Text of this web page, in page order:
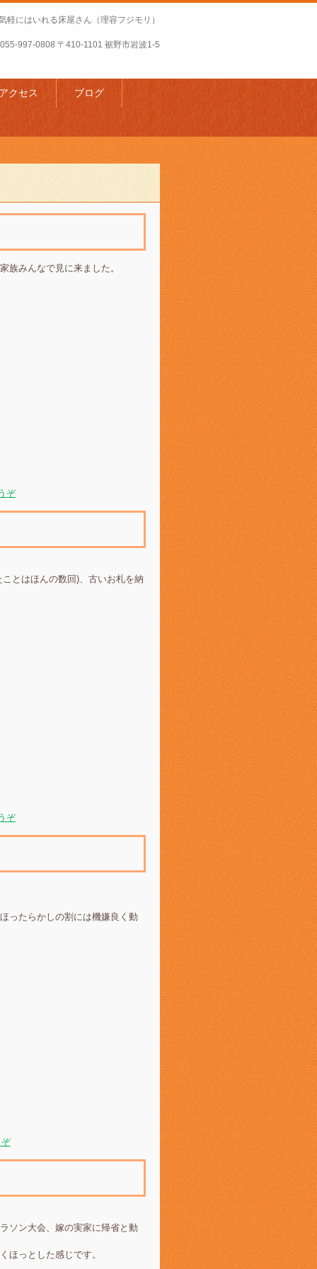
軽にはいれる床屋さん（理容フジモリ）
055-997-0808 〒410-1101 裾野市岩波1-5
クセス ブログ
族みんなで見に来ました。
ぞ
とはほんの数回)、古いお札を納
ぞ
ったらかしの割には機嫌良く動
ソン大会、嫁の実家に帰省と動
ほっとした感じです。